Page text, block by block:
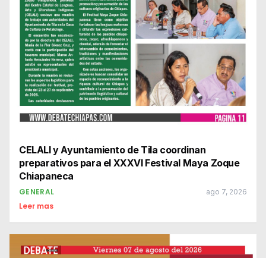
CELALI y Ayuntamiento de Tila coordinan
preparativos para el XXXVI Festival Maya Zoque
Chiapaneca
GENERAL ago 7, 2026
Leer mas